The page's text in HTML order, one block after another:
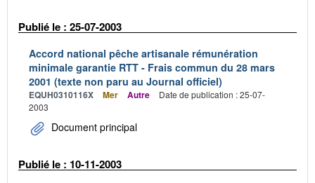
Publié le : 25-07-2003
Accord national pêche artisanale rémunération
minimale garantie RTT - Frais commun du 28 mars
2001 (texte non paru au Journal officiel)
EQUH0310116X Mer Autre
Date de publication : 25-07-
2003
Document principal
Publié le : 10-11-2003